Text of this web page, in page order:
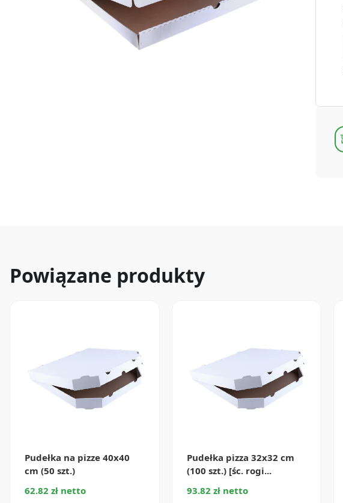
Powiązane produkty
Pudełka na pizze 40x40
cm (50 szt.)
62.82 zł netto
Pudełka pizza 32x32 cm
(100 szt.) [śc. rogi...
93.82 zł netto